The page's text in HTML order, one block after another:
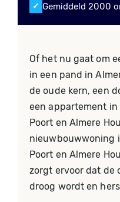
Gemiddeld 2000
Of het nu gaat om
in een pand in
de oude kern, een
een appartement
Poort en Almere
nieuwbouwwoning
Poort en Almere
zorgt ervoor dat de
droog wordt en